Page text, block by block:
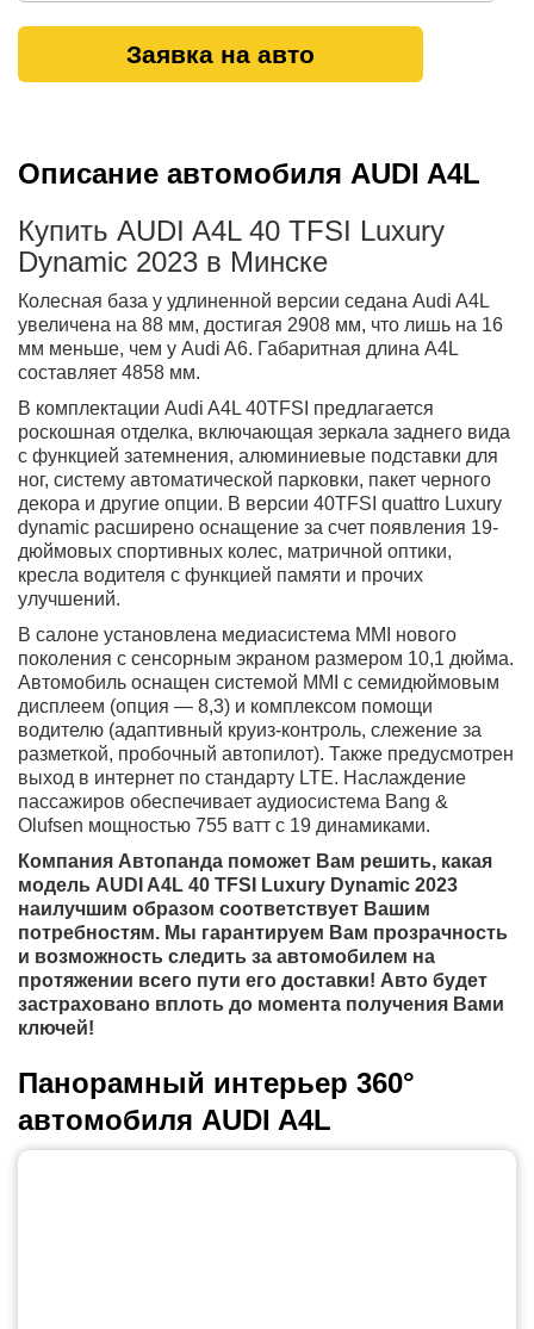
Заявка на авто
Описание автомобиля AUDI A4L
Купить AUDI A4L 40 TFSI Luxury
Dynamic 2023 в Минске
Колесная база у удлиненной версии седана Audi A4L
увеличена на 88 мм, достигая 2908 мм, что лишь на 16
мм меньше, чем у Audi A6. Габаритная длина A4L
составляет 4858 мм.
В комплектации Audi A4L 40TFSI предлагается
роскошная отделка, включающая зеркала заднего вида
с функцией затемнения, алюминиевые подставки для
ног, систему автоматической парковки, пакет черного
декора и другие опции. В версии 40TFSI quattro Luxury
dynamic расширено оснащение за счет появления 19-
дюймовых спортивных колес, матричной оптики,
кресла водителя с функцией памяти и прочих
улучшений.
В салоне установлена медиасистема MMI нового
поколения с сенсорным экраном размером 10,1 дюйма.
Автомобиль оснащен системой MMI с семидюймовым
дисплеем (опция — 8,3) и комплексом помощи
водителю (адаптивный круиз-контроль, слежение за
разметкой, пробочный автопилот). Также предусмотрен
выход в интернет по стандарту LTE. Наслаждение
пассажиров обеспечивает аудиосистема Bang &
Olufsen мощностью 755 ватт с 19 динамиками.
Компания Автопанда поможет Вам решить, какая
модель AUDI A4L 40 TFSI Luxury Dynamic 2023
наилучшим образом соответствует Вашим
потребностям. Мы гарантируем Вам прозрачность
и возможность следить за автомобилем на
протяжении всего пути его доставки! Авто будет
застраховано вплоть до момента получения Вами
ключей!
Панорамный интерьер 360°
автомобиля AUDI A4L